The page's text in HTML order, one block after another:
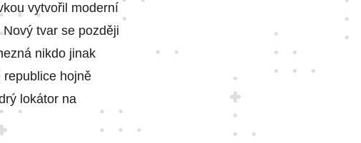
vytvořil moderní
tvar se později
nikdo jinak
republice hojně
lokátor na